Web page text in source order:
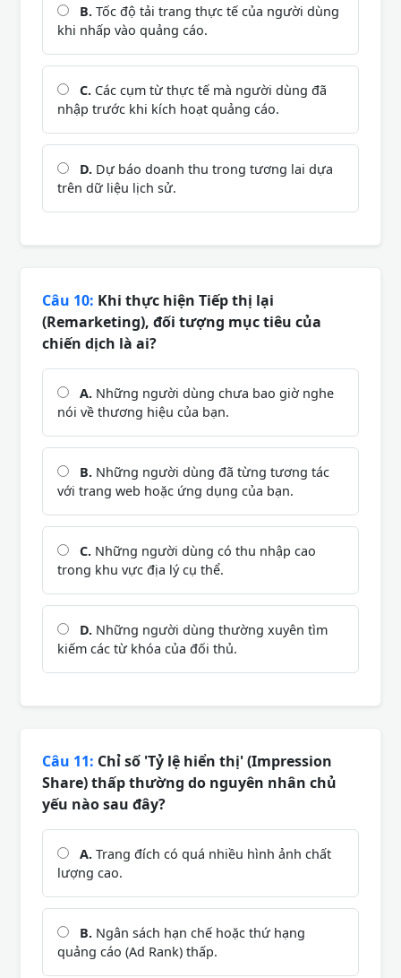
B. Tốc độ tải trang thực tế của người dùng
khi nhấp vào quảng cáo.
C. Các cụm từ thực tế mà người dùng đã
nhập trước khi kích hoạt quảng cáo.
D. Dự báo doanh thu trong tương lai dựa
trên dữ liệu lịch sử.
Câu 10: Khi thực hiện Tiếp thị lại
(Remarketing), đối tượng mục tiêu của
chiến dịch là ai?
A. Những người dùng chưa bao giờ nghe
nói về thương hiệu của bạn.
B. Những người dùng đã từng tương tác
với trang web hoặc ứng dụng của bạn.
C. Những người dùng có thu nhập cao
trong khu vực địa lý cụ thể.
D. Những người dùng thường xuyên tìm
kiếm các từ khóa của đối thủ.
Câu 11: Chỉ số 'Tỷ lệ hiển thị' (Impression
Share) thấp thường do nguyên nhân chủ
yếu nào sau đây?
A. Trang đích có quá nhiều hình ảnh chất
lượng cao.
B. Ngân sách hạn chế hoặc thứ hạng
quảng cáo (Ad Rank) thấp.